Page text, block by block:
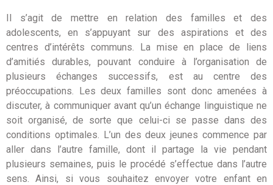
Il s’agit de mettre en relation des familles et des
adolescents, en s’appuyant sur des aspirations et des
centres d’intérêts communs. La mise en place de liens
d’amitiés durables, pouvant conduire à l’organisation de
plusieurs échanges successifs, est au centre des
préoccupations. Les deux familles sont donc amenées à
discuter, à communiquer avant qu’un échange linguistique ne
soit organisé, de sorte que celui-ci se passe dans des
conditions optimales. L’un des deux jeunes commence par
aller dans l’autre famille, dont il partage la vie pendant
plusieurs semaines, puis le procédé s’effectue dans l’autre
sens. Ainsi, si vous souhaitez envoyer votre enfant en